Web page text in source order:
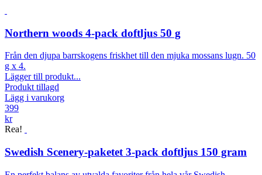
Northern woods 4-pack doftljus 50 g
Från den djupa barrskogens friskhet till den mjuka mossans lugn. 50
g x 4.
Lägger till produkt...
Produkt tillagd
Lägg i varukorg
399
kr
Rea!
Swedish Scenery-paketet 3-pack doftljus 150 gram